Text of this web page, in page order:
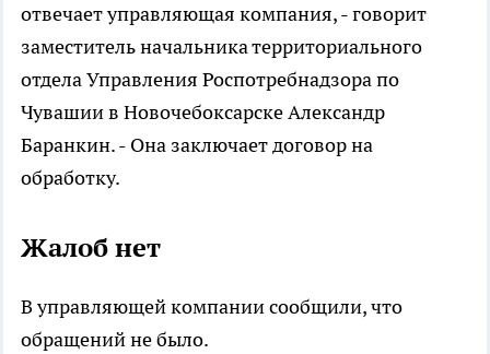
отвечает управляющая компания, - говорит
заместитель начальника территориального
отдела Управления Роспотребнадзора по
Чувашии в Новочебоксарске Александр
Баранкин. - Она заключает договор на
обработку.
Жалоб нет
В управляющей компании сообщили, что
обращений не было.